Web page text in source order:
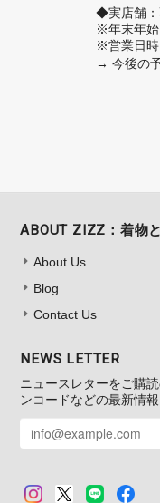
サイズ的にちょうどよい
に購入させていただきま
インが好きです。 また長
か
スマホ
2025/06/
妻の還暦の誕生日プレゼ
うございます。中の携帯
◆実店舗
※年末年始
※営業日時
→ 今後の
ABOUT ZIZZ：着物
About Us
Blog
Contact Us
NEWS LETTER
ニュースレターをご購
ンコードなどの最新情